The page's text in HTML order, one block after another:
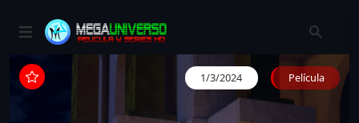
1/3/2024 Película